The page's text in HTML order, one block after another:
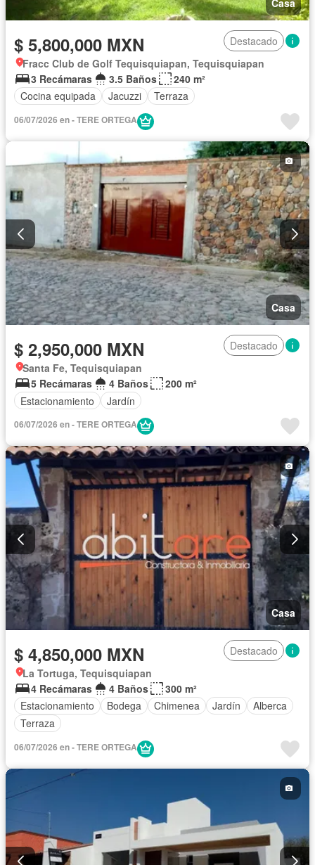
$ 5,800,000 MXN
Destacado
Fracc Club de Golf Tequisquiapan, Tequisquiapan
3 Recámaras
3.5 Baños
240 m²
Cocina equipada
Jacuzzi Terraza
06/07/2026 en - TERE ORTEGA
Casa
$ 2,950,000 MXN
Destacado
Santa Fe, Tequisquiapan
5 Recámaras
4 Baños
200 m²
Estacionamiento
Jardín
06/07/2026 en - TERE ORTEGA
Casa
$ 4,850,000 MXN
Destacado
La Tortuga, Tequisquiapan
4 Recámaras
4 Baños
300 m²
Estacionamiento
Bodega Chimenea Jardín
Alberca
Terraza
06/07/2026 en - TERE ORTEGA